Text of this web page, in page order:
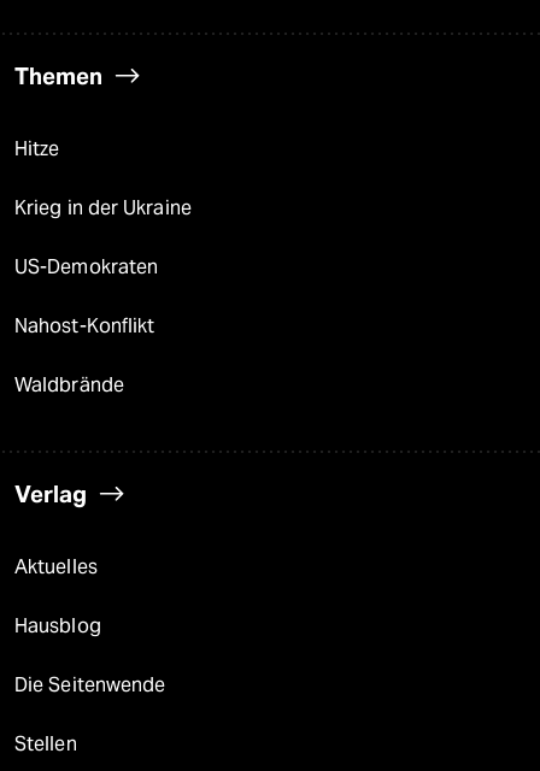
Themen
Hitze
Krieg in der Ukraine
US-Demokraten
Nahost-Konflikt
Waldbrände
Verlag
Aktuelles
Hausblog
Die Seitenwende
Stellen